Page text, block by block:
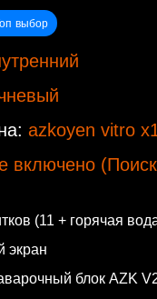
выбор
azkoyen vitro
включено
(11 + горячая
экран
блок AZK